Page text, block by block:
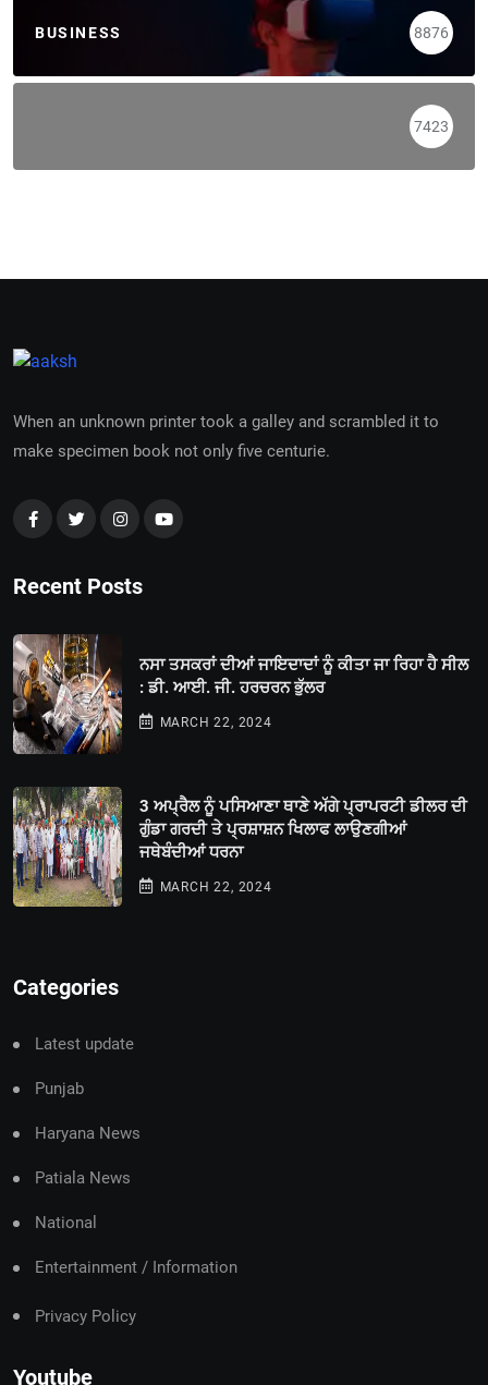
BUSINESS 8876
7423
When an unknown printer took a galley and scrambled it to
make specimen book not only five centurie.
Recent Posts
ਨਸਾ ਤਸਕਰਾਂ ਦੀਆਂ ਜਾਇਦਾਦਾਂ ਨੂੰ ਕੀਤਾ ਜਾ ਰਿਹਾ ਹੈ ਸੀਲ
: ਡੀ. ਆਈ. ਜੀ. ਹਰਚਰਨ ਭੁੱਲਰ
MARCH 22, 2024
3 ਅਪ੍ਰੈਲ ਨੂੰ ਪਸਿਆਣਾ ਥਾਣੇ ਅੱਗੇ ਪ੍ਰਾਪਰਟੀ ਡੀਲਰ ਦੀ
ਗੁੰਡਾ ਗਰਦੀ ਤੇ ਪ੍ਰਸ਼ਾਸ਼ਨ ਖਿਲਾਫ ਲਾਉਣਗੀਆਂ
ਜਥੇਬੰਦੀਆਂ ਧਰਨਾ
MARCH 22, 2024
Categories
Latest update
Punjab
Haryana News
Patiala News
National
Entertainment / Information
Privacy Policy
Youtube